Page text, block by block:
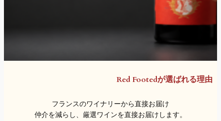
Red Footedが選ばれる理由
フランスのワイナリーから直接お届け
仲介を減らし、厳選ワインを直接お届けします。